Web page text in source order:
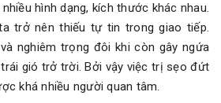
hình dạng, kích thước khác nhau.
trở nên thiếu tự tin trong giao tiếp.
nghiêm trọng đôi khi còn gây ngứa
gió trở trời. Bởi vậy việc trị sẹo đứt
khá nhiều người quan tâm.